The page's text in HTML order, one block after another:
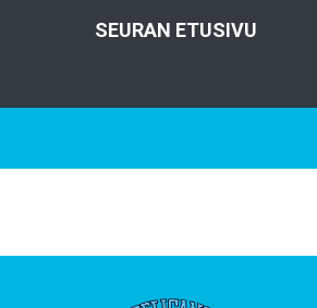
SEURAN ETUSIVU